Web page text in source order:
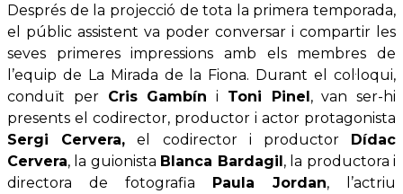
Després de la projecció de tota la primera temporada,
el públic assistent va poder conversar i compartir les
seves primeres impressions amb els membres de
l’equip de La Mirada de la Fiona. Durant el col·loqui,
conduït per Cris Gambín i Toni Pinel, van ser-hi
presents el codirector, productor i actor protagonista
Sergi Cervera, el codirector i productor Dídac
Cervera, la guionista Blanca Bardagil, la productora i
directora de fotografia Paula Jordan, l’actriu